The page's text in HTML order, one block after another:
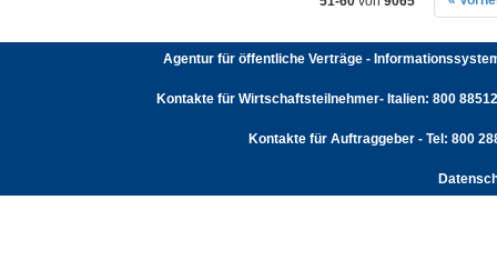
Agentur für öffentliche Verträge -
Kontakte für Wirtschaftsteilnehmer- Italien: 800
Kontakte für Auftraggeber - Tel: 800